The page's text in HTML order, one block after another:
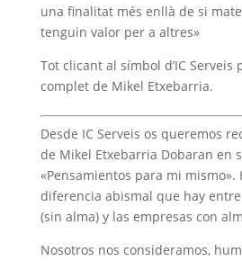
una finalitat més enllà de si
tenguin valor per a altres»
Tot clicant al símbol d’IC
complet de Mikel Etxebarria.
Desde IC Serveis os queremos
de Mikel Etxebarria Dobaran en
«Pensamientos para mi mismo».
diferencia abismal que hay
(sin alma) y las empresas con
Nosotros nos consideramos,